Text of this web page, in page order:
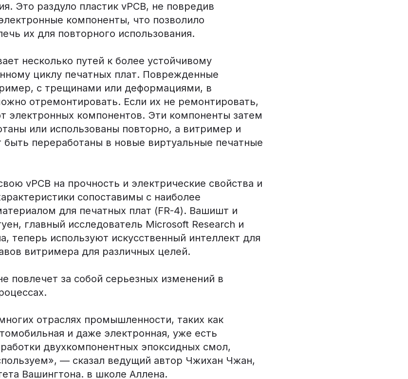
Это раздуло пластик vPCB, не повредив
компоненты, что позволило
их для повторного использования.
несколько путей к более устойчивому
циклу печатных плат. Поврежденные
с трещинами или деформациями, в
отремонтировать. Если их не ремонтировать,
электронных компонентов. Эти компоненты затем
или использованы повторно, а витример и
быть переработаны в новые виртуальные печатные
vPCB на прочность и электрические свойства и
сопоставимы с наиболее
для печатных плат (FR-4). Вашишт и
главный исследователь Microsoft Research и
теперь используют искусственный интеллект для
витримера для различных целей.
повлечет за собой серьезных изменений в
отраслях промышленности, таких как
и даже электронная, уже есть
двухкомпонентных эпоксидных смол,
— сказал ведущий автор Чжихан Чжан,
Вашингтона. в школе Аллена.